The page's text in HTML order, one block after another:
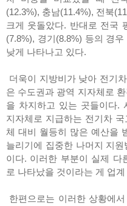
(12.3%), 충남(11.4%), 전북
크게 웃돌았다. 반대로 전국
(7.8%), 경기(8.8%) 등의 경
낮게 나타나고 있다.
더욱이 지방비가 낮아 전기
은 수도권과 광역 지자체로
을 차지하고 있는 곳들이다.
지자체로 지급하는 전기차
체 대비 월등히 많은 예산을
늘리기에 집중한 나머지 지
이다. 이러한 부분이 실제 다
로 나타났을 것이라는 게 업
한편으로는 이러한 상황에